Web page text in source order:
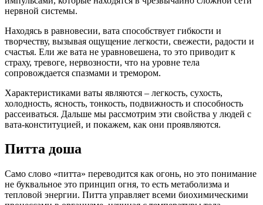
нервной системы.
Находясь в равновесии, вата способствует гибкости и
творчеству, вызывая ощущение легкости, свежести, радости и
счастья. Ели же вата не уравновешена, то это приводит к
страху, тревоге, нервозности, что на уровне тела
сопровождается спазмами и тремором.
Характеристиками ваты являются – легкость, сухость,
холодность, ясность, тонкость, подвижность и способность
рассеиваться. Дальше мы рассмотрим эти свойства у людей с
вата-конституцией, и покажем, как они проявляются.
Питта доша
Само слово «питта» переводится как огонь, но это понимание
не буквальное это принцип огня, то есть метаболизма и
тепловой энергии. Питта управляет всеми биохимическими